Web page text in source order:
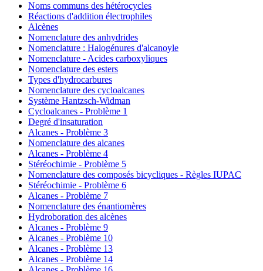
Noms communs des hétérocycles
Réactions d'addition électrophiles
Alcènes
Nomenclature des anhydrides
Nomenclature : Halogénures d'alcanoyle
Nomenclature - Acides carboxyliques
Nomenclature des esters
Types d'hydrocarbures
Nomenclature des cycloalcanes
Système Hantzsch-Widman
Cycloalcanes - Problème 1
Degré d'insaturation
Alcanes - Problème 3
Nomenclature des alcanes
Alcanes - Problème 4
Stéréochimie - Problème 5
Nomenclature des composés bicycliques - Règles IUPAC
Stéréochimie - Problème 6
Alcanes - Problème 7
Nomenclature des énantiomères
Hydroboration des alcènes
Alcanes - Problème 9
Alcanes - Problème 10
Alcanes - Problème 13
Alcanes - Problème 14